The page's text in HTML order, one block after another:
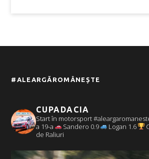
#ALEARGĂROMÂNEȘTE
CUPADACIA
Start în motorsport
a 19-a
Sandero 0.9 Logan 1.6
de Raliuri